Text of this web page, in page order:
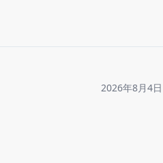
2026年8月4日